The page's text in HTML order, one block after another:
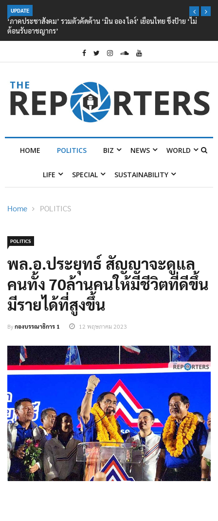
UPDATE
‘ภาคประชาสังคม’ รวมตัวคัดค้าน ‘มิน ออง ไลง์’ เยือนไทย ขึงป้าย ‘ไม่
ต้อนรับอาชญากร’
HOME POLITICS BIZ NEWS WORLD
LIFE SPECIAL SUSTAINABILITY
Home POLITICS
POLITICS
พล.อ.ประยุทธ์ สัญญาจะดูแล
คนทั้ง 70ล้านคนให้มีชีวิตที่ดีขึ้น
มีรายได้ที่สูงขึ้น
Byกองบรรณาธิการ 1 12 พฤษภาคม 2023